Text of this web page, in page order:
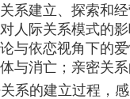
系建立、探索和
人际关系模式的
与依恋视角下的
与消亡；亲密关系
系的建立过程，